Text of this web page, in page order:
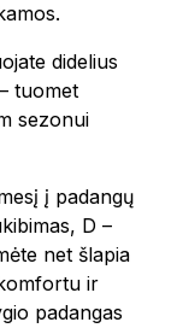
didelius
tuomet
sezonui
į padangų
D –
net šlapia
ir
padangas